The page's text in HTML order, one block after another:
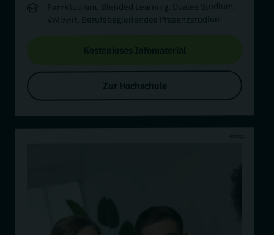
Fernstudium, Blended Learning, Duales Studium,
Vollzeit, Berufsbegleitendes Präsenzstudium
Zur Hochschule